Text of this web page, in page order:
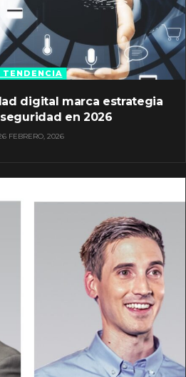
TENDENCIA
digital marca estrategia
en 2026
FEBRERO, 2026